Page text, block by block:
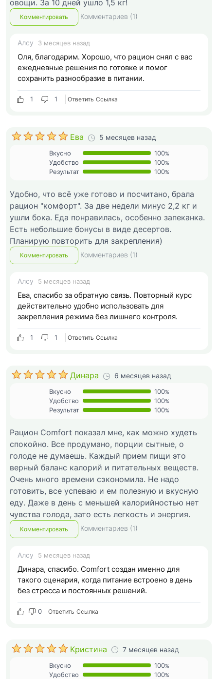
овощи. За 10 дней ушло 1,5 кг!
Комментировать Комментариев (1)
Алсу 3 месяцев назад
Оля, благодарим. Хорошо, что рацион снял с вас
ежедневные решения по готовке и помог
сохранить разнообразие в питании.
1 1 Ответить Cсылка
Ева 5 месяцев назад
Вкусно 100%
Удобство 100%
Результат 100%
Удобно, что всё уже готово и посчитано, брала
рацион "комфорт". За две недели минус 2,2 кг и
ушли бока. Еда понравилась, особенно запеканка.
Есть небольшие бонусы в виде десертов.
Планирую повторить для закрепления)
Комментировать Комментариев (1)
Алсу 5 месяцев назад
Ева, спасибо за обратную связь. Повторный курс
действительно удобно использовать для
закрепления режима без лишнего контроля.
1 1 Ответить Cсылка
Динара 6 месяцев назад
Вкусно 100%
Удобство 100%
Результат 100%
Рацион Comfort показал мне, как можно худеть
спокойно. Все продумано, порции сытные, о
голоде не думаешь. Каждый прием пищи это
верный баланс калорий и питательных веществ.
Очень много времени сэкономила. Не надо
готовить, все успеваю и ем полезную и вкусную
еду. Даже в день с меньшей калорийностью нет
чувства голода, зато есть легкость и энергия.
Комментировать Комментариев (1)
Алсу 5 месяцев назад
Динара, спасибо. Comfort создан именно для
такого сценария, когда питание встроено в день
без стресса и постоянных решений.
0 Ответить Cсылка
Кристина 7 месяцев назад
Вкусно 100%
Удобство 100%